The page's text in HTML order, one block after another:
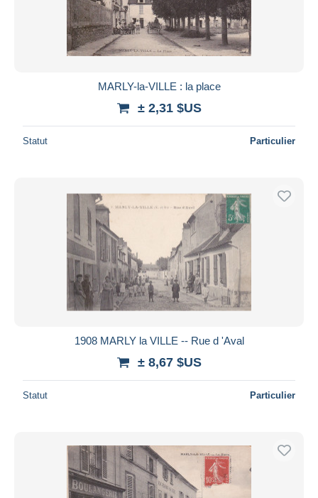
MARLY-la-VILLE : la place
± 2,31 $US
Statut Particulier
1908 MARLY la VILLE -- Rue d 'Aval
± 8,67 $US
Statut Particulier